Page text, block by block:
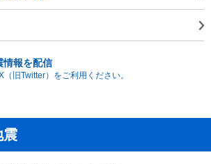
情報を配信
旧Twitter）をご利用ください。
震